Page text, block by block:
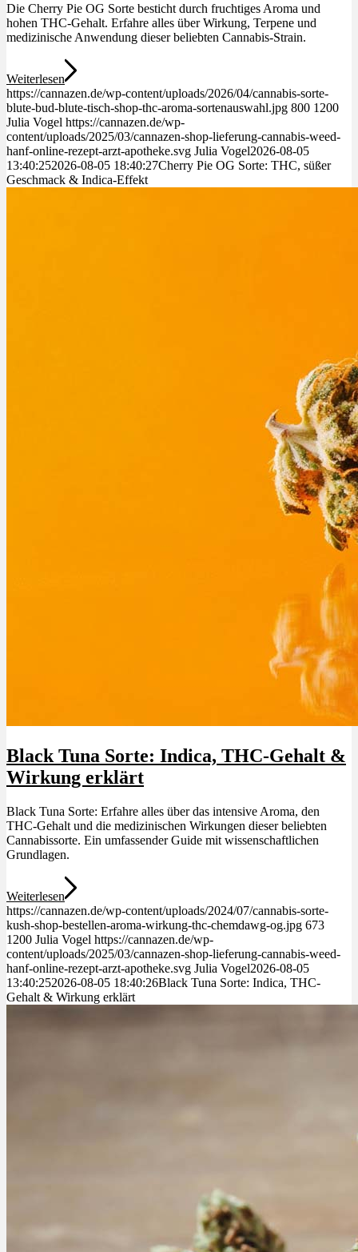
Die Cherry Pie OG Sorte besticht durch fruchtiges Aroma und
hohen THC-Gehalt. Erfahre alles über Wirkung, Terpene und
medizinische Anwendung dieser beliebten Cannabis-Strain.
Weiterlesen
https://cannazen.de/wp-content/uploads/2026/04/cannabis-sorte-
blute-bud-blute-tisch-shop-thc-aroma-sortenauswahl.jpg 800 1200
Julia Vogel https://cannazen.de/wp-
content/uploads/2025/03/cannazen-shop-lieferung-cannabis-weed-
hanf-online-rezept-arzt-apotheke.svg Julia Vogel2026-08-05
13:40:252026-08-05 18:40:27Cherry Pie OG Sorte: THC, süßer
Geschmack & Indica-Effekt
Black Tuna Sorte: Indica, THC-Gehalt &
Wirkung erklärt
Black Tuna Sorte: Erfahre alles über das intensive Aroma, den
THC-Gehalt und die medizinischen Wirkungen dieser beliebten
Cannabissorte. Ein umfassender Guide mit wissenschaftlichen
Grundlagen.
Weiterlesen
https://cannazen.de/wp-content/uploads/2024/07/cannabis-sorte-
kush-shop-bestellen-aroma-wirkung-thc-chemdawg-og.jpg 673
1200 Julia Vogel https://cannazen.de/wp-
content/uploads/2025/03/cannazen-shop-lieferung-cannabis-weed-
hanf-online-rezept-arzt-apotheke.svg Julia Vogel2026-08-05
13:40:252026-08-05 18:40:26Black Tuna Sorte: Indica, THC-
Gehalt & Wirkung erklärt